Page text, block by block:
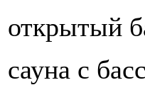
открытый
сауна с